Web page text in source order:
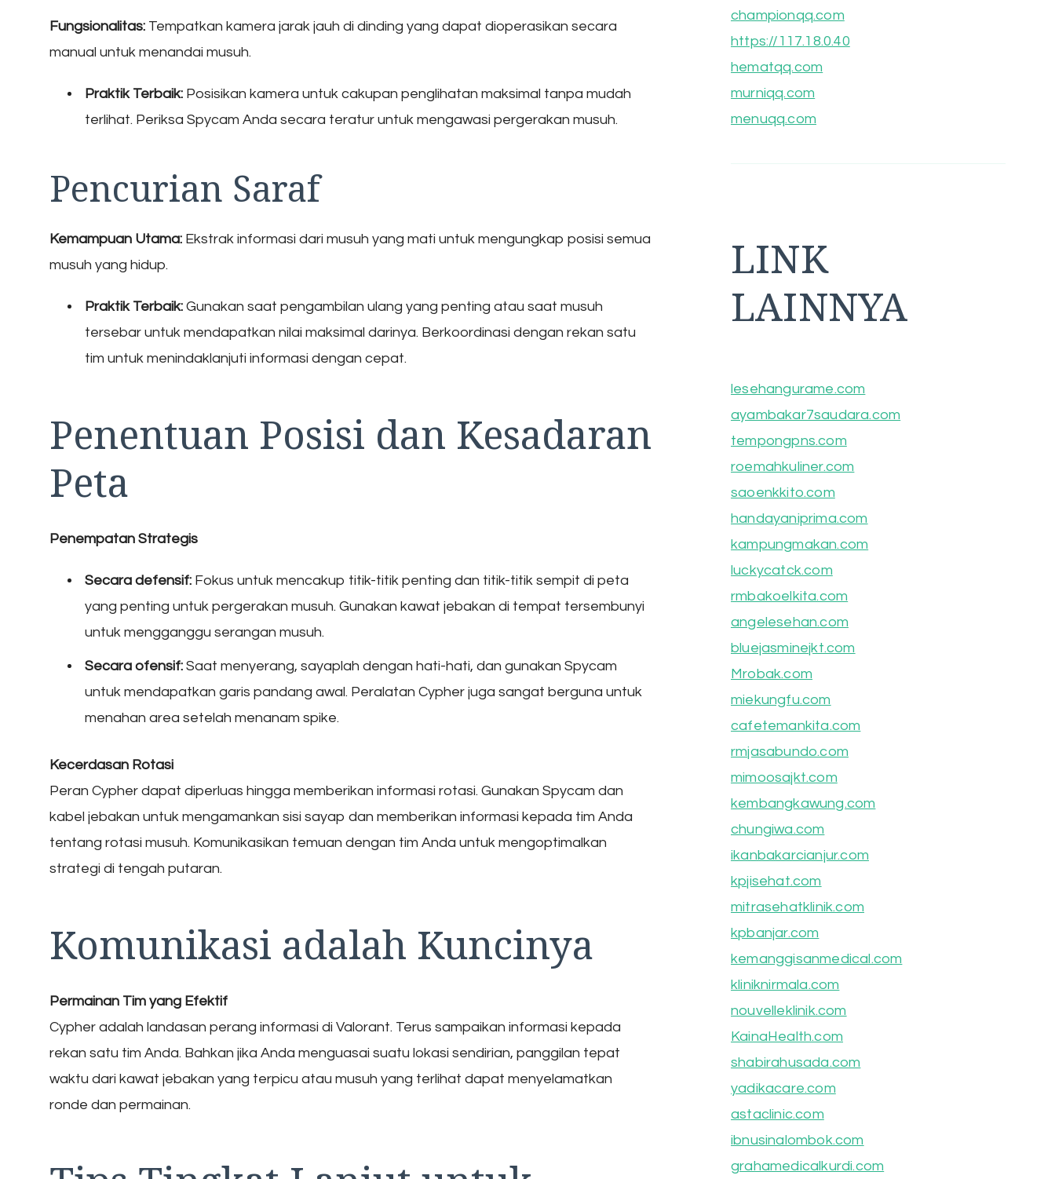
Fungsionalitas: Tempatkan kamera jarak jauh di dinding yang dapat dioperasikan secara
manual untuk menandai musuh.
Praktik Terbaik: Posisikan kamera untuk cakupan penglihatan maksimal tanpa mudah
terlihat. Periksa Spycam Anda secara teratur untuk mengawasi pergerakan musuh.
Pencurian Saraf
Kemampuan Utama: Ekstrak informasi dari musuh yang mati untuk mengungkap posisi semua
musuh yang hidup.
Praktik Terbaik: Gunakan saat pengambilan ulang yang penting atau saat musuh
tersebar untuk mendapatkan nilai maksimal darinya. Berkoordinasi dengan rekan satu
tim untuk menindaklanjuti informasi dengan cepat.
Penentuan Posisi dan Kesadaran
Peta
Penempatan Strategis
Secara defensif: Fokus untuk mencakup titik-titik penting dan titik-titik sempit di peta
yang penting untuk pergerakan musuh. Gunakan kawat jebakan di tempat tersembunyi
untuk mengganggu serangan musuh.
Secara ofensif: Saat menyerang, sayaplah dengan hati-hati, dan gunakan Spycam
untuk mendapatkan garis pandang awal. Peralatan Cypher juga sangat berguna untuk
menahan area setelah menanam spike.
Kecerdasan Rotasi
Peran Cypher dapat diperluas hingga memberikan informasi rotasi. Gunakan Spycam dan
kabel jebakan untuk mengamankan sisi sayap dan memberikan informasi kepada tim Anda
tentang rotasi musuh. Komunikasikan temuan dengan tim Anda untuk mengoptimalkan
strategi di tengah putaran.
Komunikasi adalah Kuncinya
Permainan Tim yang Efektif
Cypher adalah landasan perang informasi di Valorant. Terus sampaikan informasi kepada
rekan satu tim Anda. Bahkan jika Anda menguasai suatu lokasi sendirian, panggilan tepat
waktu dari kawat jebakan yang terpicu atau musuh yang terlihat dapat menyelamatkan
ronde dan permainan.
championqq.com
https://117.18.0.40
hematqq.com
murniqq.com
menuqq.com
LINK
LAINNYA
lesehangurame.com
ayambakar7saudara.com
tempongpns.com
roemahkuliner.com
saoenkkito.com
handayaniprima.com
kampungmakan.com
luckycatck.com
rmbakoelkita.com
angelesehan.com
bluejasminejkt.com
Mrobak.com
miekungfu.com
cafetemankita.com
rmjasabundo.com
mimoosajkt.com
kembangkawung.com
chungiwa.com
ikanbakarcianjur.com
kpjisehat.com
mitrasehatklinik.com
kpbanjar.com
kemanggisanmedical.com
kliniknirmala.com
nouvelleklinik.com
KainaHealth.com
shabirahusada.com
yadikacare.com
astaclinic.com
ibnusinalombok.com
grahamedicalkurdi.com